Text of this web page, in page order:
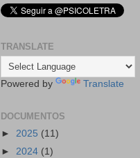
TRANSLATE
Powered by Translate
DOCUMENTOS
► 2025 (11)
► 2024 (1)